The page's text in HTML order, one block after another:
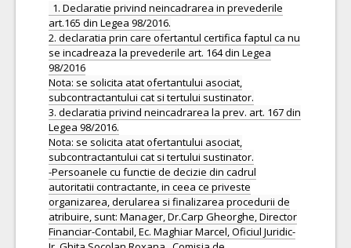
1. Declaratie privind neincadrarea in prevederile
art.165 din Legea 98/2016.
2. declaratia prin care ofertantul certifica faptul ca nu
se incadreaza la prevederile art. 164 din Legea
98/2016
Nota: se solicita atat ofertantului asociat,
subcontractantului cat si tertului sustinator.
3. declaratia privind neincadrarea la prev. art. 167 din
Legea 98/2016.
Nota: se solicita atat ofertantului asociat,
subcontractantului cat si tertului sustinator.
-Persoanele cu functie de decizie din cadrul
autoritatii contractante, in ceea ce priveste
organizarea, derularea si finalizarea procedurii de
atribuire, sunt: Manager, Dr.Carp Gheorghe, Director
Financiar-Contabil, Ec. Maghiar Marcel, Oficiul Juridic-